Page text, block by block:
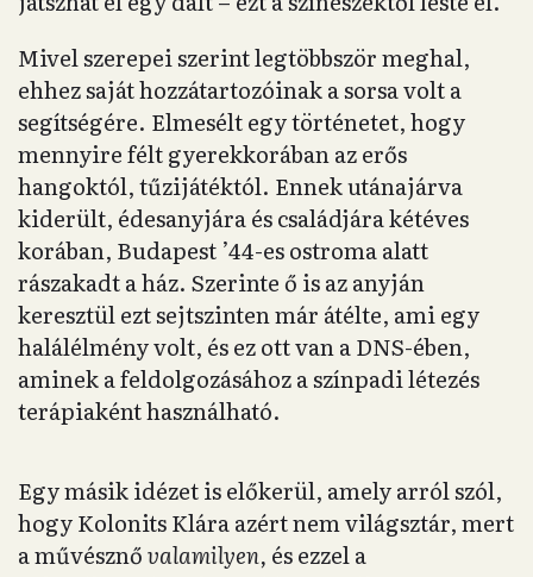
Mivel szerepei szerint legtöbbször meghal,
ehhez saját hozzátartozóinak a sorsa volt a
segítségére. Elmesélt egy történetet, hogy
mennyire félt gyerekkorában az erős
hangoktól, tűzijátéktól. Ennek utánajárva
kiderült, édesanyjára és családjára kétéves
korában, Budapest ’44-es ostroma alatt
rászakadt a ház. Szerinte ő is az anyján
keresztül ezt sejtszinten már átélte, ami egy
halálélmény volt, és ez ott van a DNS-ében,
aminek a feldolgozásához a színpadi létezés
terápiaként használható.
Egy másik idézet is előkerül, amely arról szól,
hogy Kolonits Klára azért nem világsztár, mert
a művésznővalamilyen, és ezzel a